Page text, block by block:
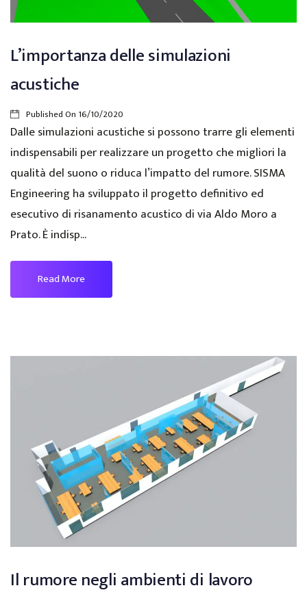
L’importanza delle simulazioni
acustiche
Published On 16/10/2020
Dalle simulazioni acustiche si possono trarre gli elementi
indispensabili per realizzare un progetto che migliori la
qualità del suono o riduca l’impatto del rumore. SISMA
Engineering ha sviluppato il progetto definitivo ed
esecutivo di risanamento acustico di via Aldo Moro a
Prato. È indisp...
Read More
Il rumore negli ambienti di lavoro